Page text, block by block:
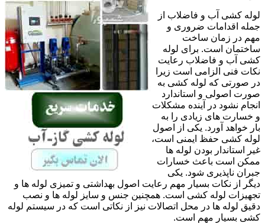
لوله کشی آب و فاضلاب از
جمله اقدامات ضروری و
مهم در زمان ساخت
ساختمان است. برای لوله
کشی آب و فاضلاب رعایت
نکات فنی الزامی است زیرا
در صورتی که لوله کشی به
صورت اصولی و استاندارد
انجام نشود در آینده مشکلات
و خسارت های زیادی را به
بار خواهد آورد. یکی از اصول
لوله کشی حفظ ایمنی است،
غیر استاندار بودن لوله ها
ممکن است باعث خسارات
جبران ناپذیری شود. یکی
دیگر از نکات بسیار مهم رعایت اصول بهداشتی و تمیزی لوله ها و
تجهیزات لوله کشی است. همچنین جنس و سایز لوله ها و نصب
دقیق لوله ها در محل اتصالات نیز از نکاتی است که در سیستم لوله
کشی بسیار مهم است.